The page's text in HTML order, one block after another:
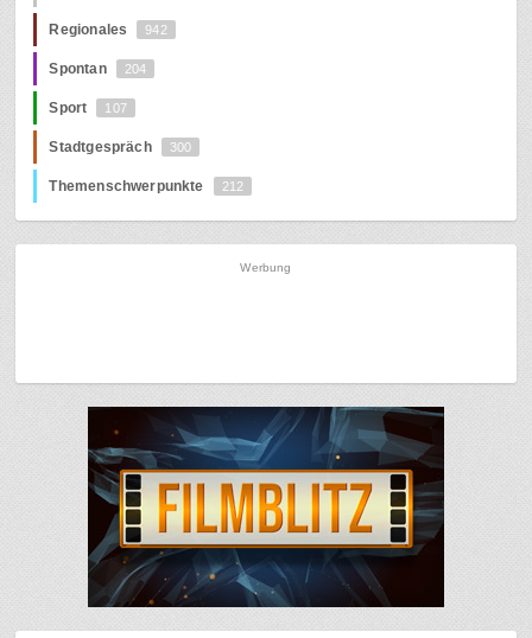
Regionales 942
Spontan 204
Sport 107
Stadtgespräch 300
Themenschwerpunkte 212
Werbung